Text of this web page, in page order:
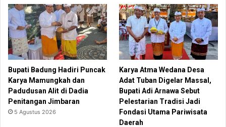
Bupati Badung Hadiri Puncak
Karya Mamungkah dan
Padudusan Alit di Dadia
Penitangan Jimbaran
5 Agustus 2026
Karya Atma Wedana Desa
Adat Tuban Digelar Massal,
Bupati Adi Arnawa Sebut
Pelestarian Tradisi Jadi
Fondasi Utama Pariwisata
Daerah